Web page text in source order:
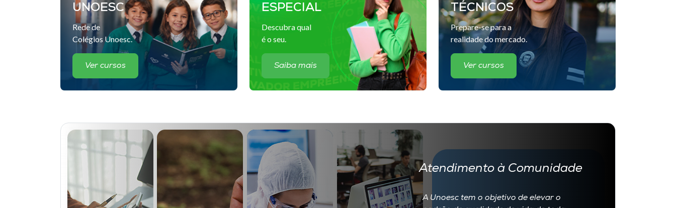
UNOESC
Rede de
Colégios Unoesc.
Ver cursos
ESPECIAL
Descubra qual
é o seu.
Saiba mais
TÉCNICOS
Prepare-se para a
realidade do mercado.
Ver cursos
Atendimento à Comunidade
A Unoesc tem o objetivo de elevar o